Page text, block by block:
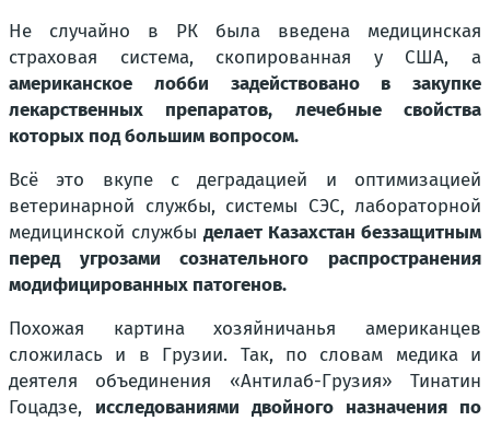
Не случайно в РК была введена медицинская
страховая система, скопированная у США, а
американское лобби задействовано в закупке
лекарственных препаратов, лечебные свойства
которых под большим вопросом.
Всё это вкупе с деградацией и оптимизацией
ветеринарной службы, системы СЭС, лабораторной
медицинской службы делает Казахстан беззащитным
перед угрозами сознательного распространения
модифицированных патогенов.
Похожая картина хозяйничанья американцев
сложилась и в Грузии. Так, по словам медика и
деятеля объединения «Антилаб-Грузия» Тинатин
Гоцадзе, исследованиями двойного назначения по